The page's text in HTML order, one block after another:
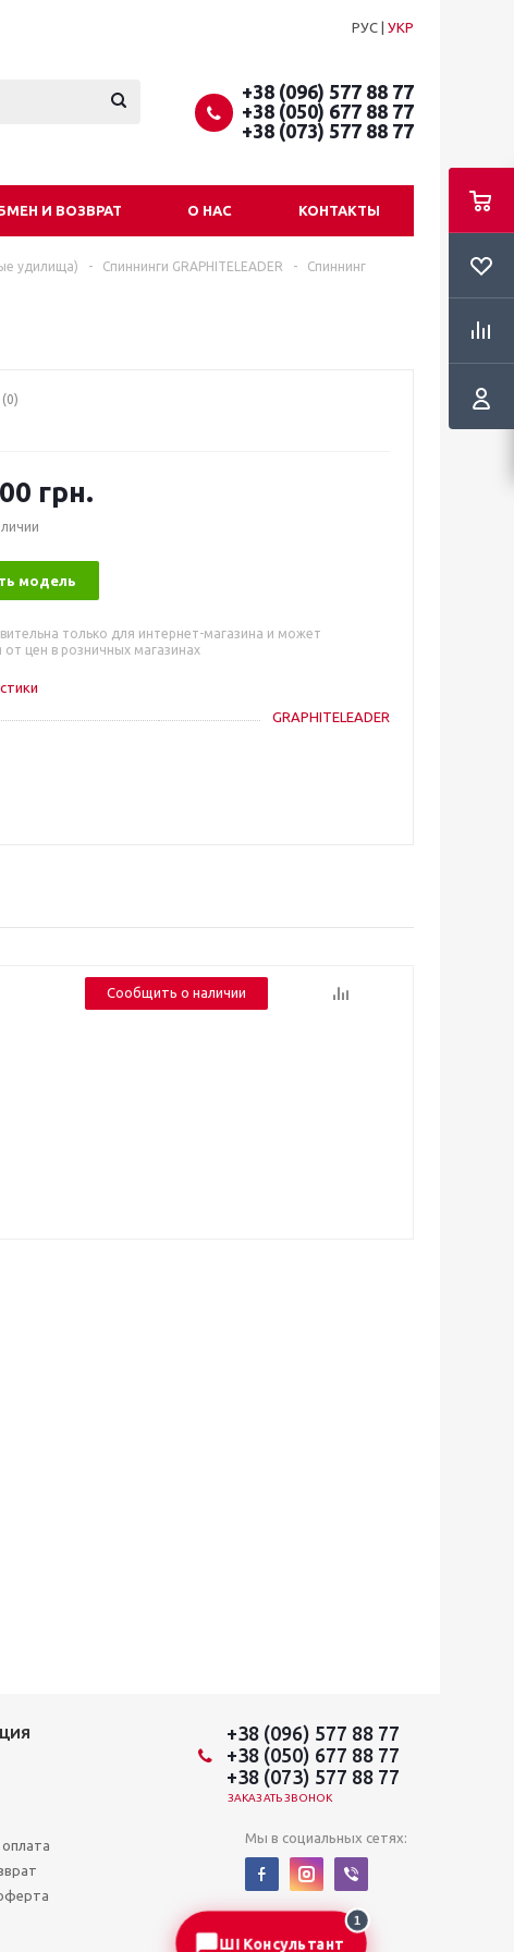
РУС УКР
+38 (096) 577 88 77
+38 (050) 677 88 77
+38 (073) 577 88 77
И ВОЗВРАТ О НАС КОНТАКТЫ
удилища) - Спиннинги GRAPHITELEADER -
Спиннинг
(0)
грн.
модель
только для интернет-магазина и может
от цен в розничных магазинах
GRAPHITELEADER
Сообщить о наличии
+38 (096) 577 88 77
+38 (050) 677 88 77
+38 (073) 577 88 77
ЗАКАЗАТЬ ЗВОНОК
Мы в социальных сетях:
ШІ Консультант
1